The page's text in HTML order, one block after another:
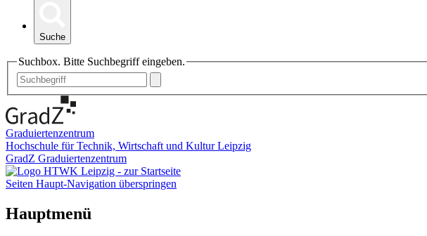
Suche
Suchbox. Bitte Suchbegriff eingeben.
Graduiertenzentrum
Hochschule für Technik, Wirtschaft und Kultur Leipzig
GradZ Graduiertenzentrum
Seiten Haupt-Navigation überspringen
Hauptmenü